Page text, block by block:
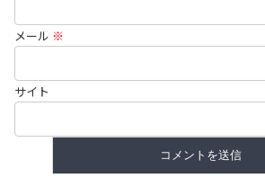
メール ※
サイト